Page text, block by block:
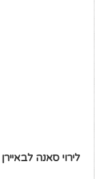
לירוי סאנה לבאיירן